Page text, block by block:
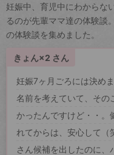
妊娠中、育児中にわからな
るのが先輩ママ達の体験談
の体験談を集めました。
きょん×2 さん
妊娠7ヶ月ごろには決め
名前を考えていて、その
かったんですけど・・。
れてからは、安心して（
さん候補を出したのに、